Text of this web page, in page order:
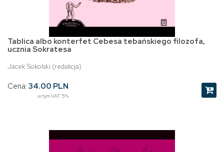
Tablica albo konterfet Cebesa tebańskiego filozofa,
ucznia Sokratesa
Jacek Sokolski (redakcja)
Cena: 34.00 PLN
w tym VAT 5%